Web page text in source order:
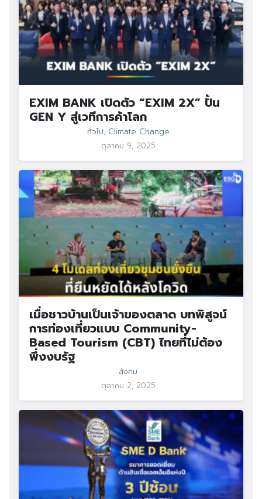
EXIM BANK เปิดตัว “EXIM 2X” ปั้น
GEN Y สู่เวทีการค้าโลก
ทั่วไป, Climate Change
ตุลาคม 9, 2025
เมื่อชาวบ้านเป็นเจ้าของตลาด บทพิสูจน์
การท่องเที่ยวแบบ Community-
Based Tourism (CBT) ไทยที่ไม่ต้อง
พึ่งงบรัฐ
สังคม
ตุลาคม 2, 2025